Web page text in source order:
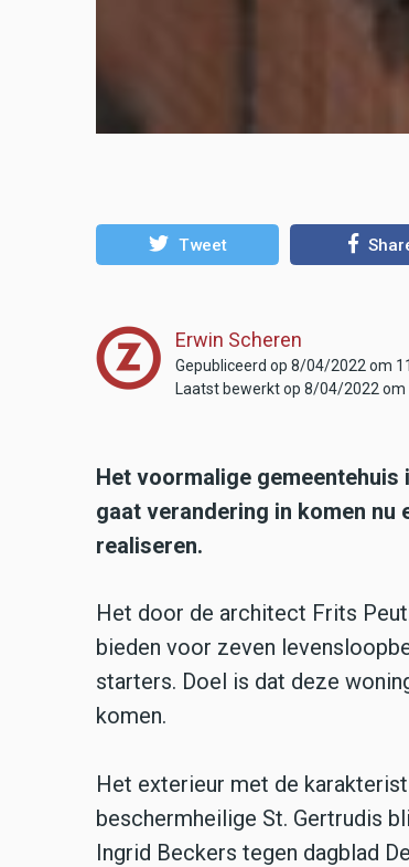
Tweet
Erwin Scheren
Gepubliceerd op 8/04/2022 om
Laatst bewerkt op 8/04/2022 om
Het voormalige
gaat verandering in komen nu
realiseren.
Het door de architect Frits
bieden voor zeven
starters. Doel is dat deze
komen.
Het exterieur met de
beschermheilige St. Gertrudis
Ingrid Beckers tegen dagblad